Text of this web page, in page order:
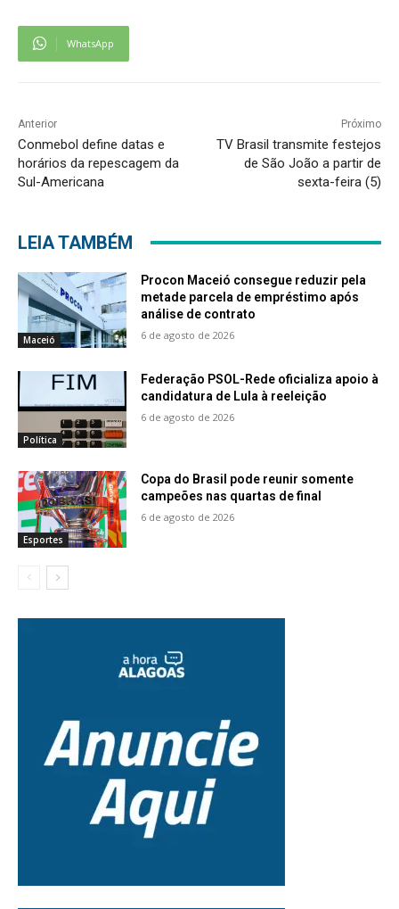
WhatsApp
Anterior
Conmebol define datas e
horários da repescagem da
Sul-Americana
Próximo
TV Brasil transmite festejos
de São João a partir de
sexta-feira (5)
LEIA TAMBÉM
Maceió
Procon Maceió consegue reduzir pela
metade parcela de empréstimo após
análise de contrato
6 de agosto de 2026
Política
Federação PSOL-Rede oficializa apoio à
candidatura de Lula à reeleição
6 de agosto de 2026
Esportes
Copa do Brasil pode reunir somente
campeões nas quartas de final
6 de agosto de 2026